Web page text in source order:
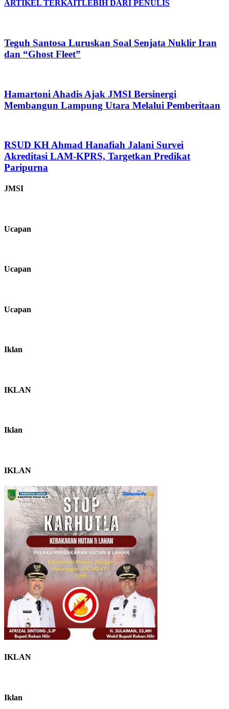
ARTIKEL TERKAITLEBIH DARI PENULIS
Teguh Santosa Luruskan Soal Senjata Nuklir Iran
dan “Ghost Fleet”
Hamartoni Ahadis Ajak JMSI Bersinergi
Membangun Lampung Utara Melalui Pemberitaan
RSUD KH Ahmad Hanafiah Jalani Survei
Akreditasi LAM-KPRS, Targetkan Predikat
Paripurna
JMSI
Ucapan
Ucapan
Ucapan
Iklan
IKLAN
Iklan
IKLAN
IKLAN
Iklan